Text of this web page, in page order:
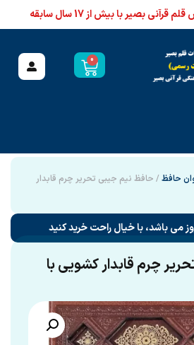
بصیر با بیش از 17 سال سابقه
0
حافظ / حافظ نیم جیبی تحریر چرم قابدار
می باشد، با خیال راحت خرید کنید
چرم قابدار کشویی با